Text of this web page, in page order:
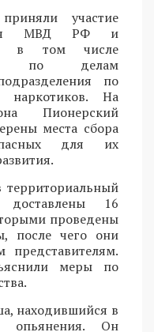
участие
МВД РФ и
в том числе
по делам
по
наркотиков. На
Пионерский
места сбора
для их
16
проведены
после чего они
меры по
находившийся в
опьянения. Он